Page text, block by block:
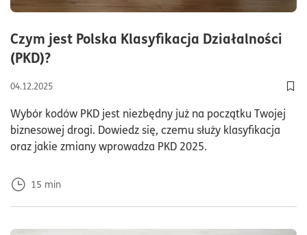
Czym jest Polska Klasyfikacja Działalności
(PKD)?czas czytania15minuty
04.12.2025
Wybór kodów PKD jest niezbędny już na początku Twojej
biznesowej drogi. Dowiedz się, czemu służy klasyfikacja
oraz jakie zmiany wprowadza PKD 2025.
15 min